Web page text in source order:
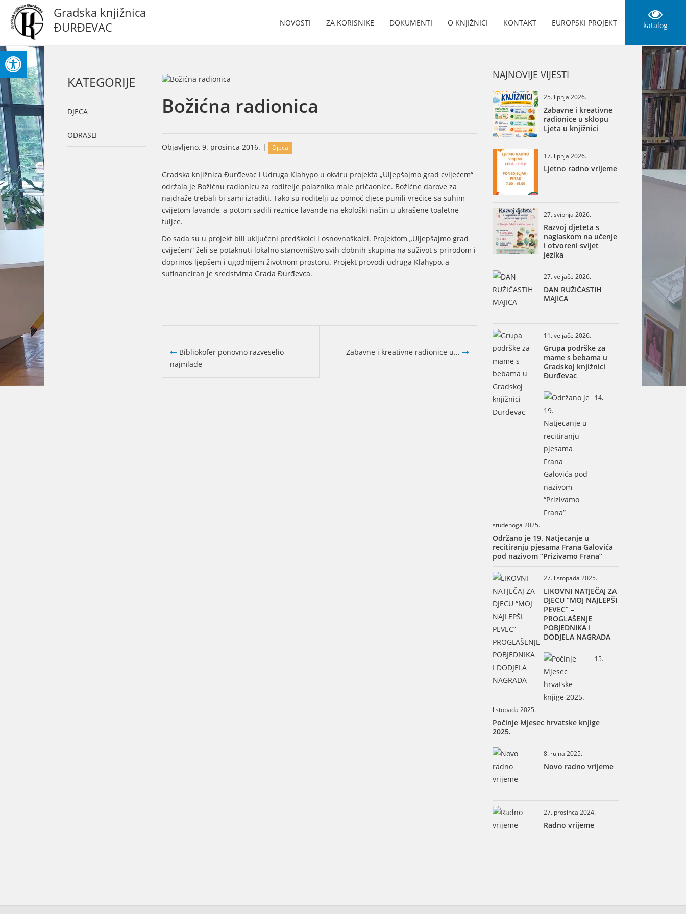
Open toolbar
Gradska knjižnica
ĐURĐEVAC
katalog
NOVOSTI ZA KORISNIKE DOKUMENTI O KNJIŽNICI KONTAKT EUROPSKI PROJEKT
KATEGORIJE
DJECA
ODRASLI
Božićna radionica
Objavljeno, 9. prosinca 2016. | Djeca
Gradska knjižnica Đurđevac i Udruga Klahypo u okviru projekta „Uljepšajmo grad cvijećem“
održala je Božićnu radionicu za roditelje polaznika male pričaonice. Božićne darove za
najdraže trebali bi sami izraditi. Tako su roditelji uz pomoć djece punili vrećice sa suhim
cvijetom lavande, a potom sadili reznice lavande na ekološki način u ukrašene toaletne
tuljce.
Do sada su u projekt bili uključeni predškolci i osnovnoškolci. Projektom „Uljepšajmo grad
cvijećem“ želi se potaknuti lokalno stanovništvo svih dobnih skupina na suživot s prirodom i
doprinos ljepšem i ugodnijem životnom prostoru. Projekt provodi udruga Klahypo, a
sufinanciran je sredstvima Grada Đurđevca.
Bibliokofer ponovno razveselio
najmlađe
Zabavne i kreativne radionice u...
NAJNOVIJE VIJESTI
25. lipnja 2026.
Zabavne i kreativne
radionice u sklopu
Ljeta u knjižnici
17. lipnja 2026.
Ljetno radno vrijeme
27. svibnja 2026.
Razvoj djeteta s
naglaskom na učenje
i otvoreni svijet
jezika
27. veljače 2026.
DAN RUŽIČASTIH
MAJICA
11. veljače 2026.
Grupa podrške za
mame s bebama u
Gradskoj knjižnici
Đurđevac
14.
studenoga 2025.
Održano je 19. Natjecanje u
recitiranju pjesama Frana Galovića
pod nazivom “Prizivamo Frana”
27. listopada 2025.
LIKOVNI NATJEČAJ ZA
DJECU “MOJ NAJLEPŠI
PEVEC” –
PROGLAŠENJE
POBJEDNIKA I
DODJELA NAGRADA
15.
listopada 2025.
Počinje Mjesec hrvatske knjige
2025.
8. rujna 2025.
Novo radno vrijeme
27. prosinca 2024.
Radno vrijeme